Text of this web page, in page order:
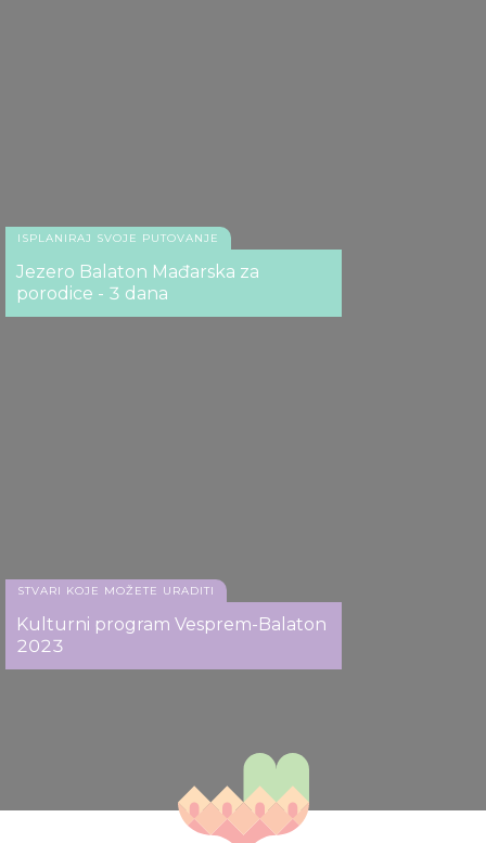
ISPLANIRAJ SVOJE PUTOVANJE
Jezero Balaton Mađarska za
porodice - 3 dana
STVARI KOJE MOŽETE URADITI
Kulturni program Vesprem-Balaton
2023